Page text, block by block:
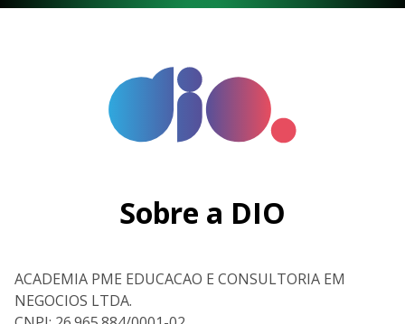
Sobre a DIO
ACADEMIA PME EDUCACAO E CONSULTORIA EM
NEGOCIOS LTDA.